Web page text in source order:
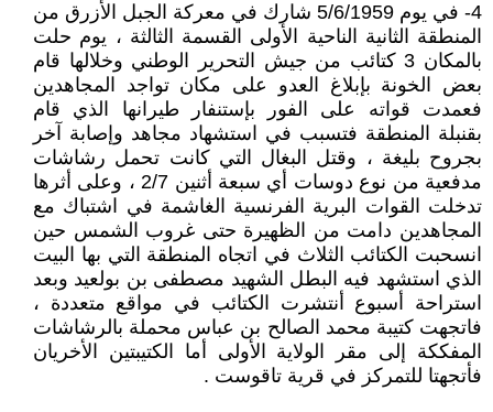
4- في يوم 5/6/1959 شارك في معركة الجبل الأزرق من
المنطقة الثانية الناحية الأولى القسمة الثالثة ، يوم حلت
بالمكان 3 كتائب من جيش التحرير الوطني وخلالها قام
بعض الخونة بإبلاغ العدو على مكان تواجد المجاهدين
فعمدت قواته على الفور بإستنفار طيرانها الذي قام
بقنبلة المنطقة فتسبب في استشهاد مجاهد وإصابة آخر
بجروح بليغة ، وقتل البغال التي كانت تحمل رشاشات
مدفعية من نوع دوسات أي سبعة أثنين 2/7 ، وعلى أثرها
تدخلت القوات البرية الفرنسية الغاشمة في اشتباك مع
المجاهدين دامت من الظهيرة حتى غروب الشمس حين
انسحبت الكتائب الثلاث في اتجاه المنطقة التي بها البيت
الذي استشهد فيه البطل الشهيد مصطفى بن بولعيد وبعد
استراحة أسبوع أنتشرت الكتائب في مواقع متعددة ،
فاتجهت كتيبة محمد الصالح بن عباس محملة بالرشاشات
المفككة إلى مقر الولاية الأولى أما الكتيبتين الأخريان
فأتجهتا للتمركز في قرية تاقوست .